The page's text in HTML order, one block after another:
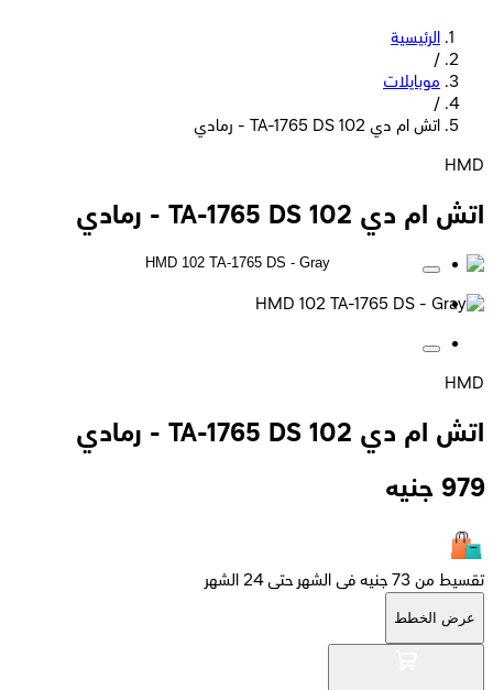
الرئيسية
/
موبايلات
/
اتش ام دي 102 TA-1765 DS - رمادي
HMD
اتش ام دي 102 TA-1765 DS - رمادي
HMD
اتش ام دي 102 TA-1765 DS - رمادي
979 جنيه
تقسيط من 73 جنيه فى الشهر حتى 24 الشهر
عرض الخطط